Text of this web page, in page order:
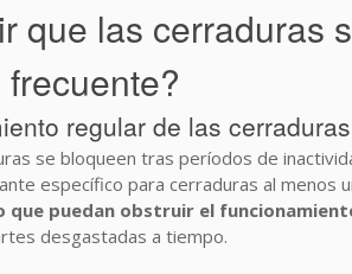
que las cerraduras
regular de las cerraduras
se bloqueen tras períodos de
específico para cerraduras al menos
que puedan obstruir el
desgastadas a tiempo.